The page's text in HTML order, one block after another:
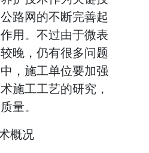
路网的不断完善起
用。不过由于微表
晚，仍有很多问题
，施工单位要加强
施工工艺的研究，
量。
概况